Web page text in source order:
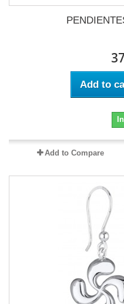
Add to
Add to Compare